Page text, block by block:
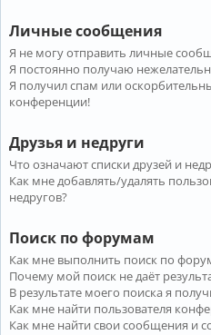
Личные сообщения
Я не могу отправить личные
Я постоянно получаю
Я получил спам или
конференции!
Друзья и недруги
Что означают списки друзей и
Как мне добавлять/удалять
недругов?
Поиск по форумам
Как мне выполнить поиск по
Почему мой поиск не даёт
В результате моего поиска я
Как мне найти пользователя
Как мне найти свои сообщения и